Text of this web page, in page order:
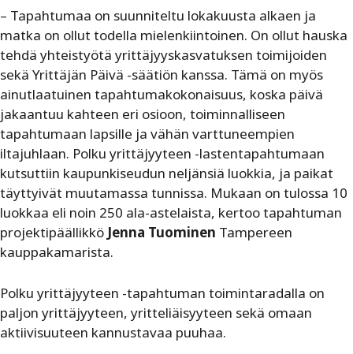
– Tapahtumaa on suunniteltu lokakuusta alkaen ja
matka on ollut todella mielenkiintoinen. On ollut hauska
tehdä yhteistyötä yrittäjyyskasvatuksen toimijoiden
sekä Yrittäjän Päivä -säätiön kanssa. Tämä on myös
ainutlaatuinen tapahtumakokonaisuus, koska päivä
jakaantuu kahteen eri osioon, toiminnalliseen
tapahtumaan lapsille ja vähän varttuneempien
iltajuhlaan. Polku yrittäjyyteen -lastentapahtumaan
kutsuttiin kaupunkiseudun neljänsiä luokkia, ja paikat
täyttyivät muutamassa tunnissa. Mukaan on tulossa 10
luokkaa eli noin 250 ala-astelaista, kertoo tapahtuman
projektipäällikkö Jenna Tuominen Tampereen
kauppakamarista.
Polku yrittäjyyteen -tapahtuman toimintaradalla on
paljon yrittäjyyteen, yritteliäisyyteen sekä omaan
aktiivisuuteen kannustavaa puuhaa.